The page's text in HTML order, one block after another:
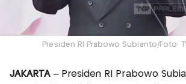
Presiden RI Prabowo Subianto/Foto:
JAKARTA– Presiden RI Prabowo